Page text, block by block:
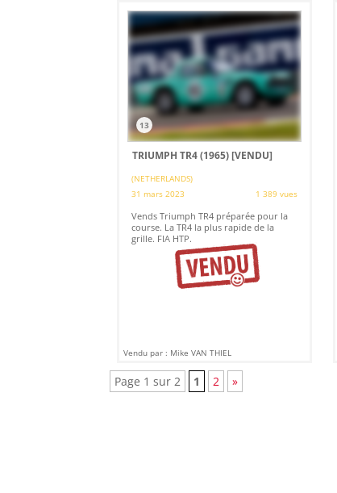
13
TRIUMPH TR4 (1965)[VENDU]
(NETHERLANDS)
31 mars 2023
1 389 vues
Vends Triumph TR4 préparée pour la
course. La TR4 la plus rapide de la
grille. FIA HTP.
Vendu par : Mike VAN THIEL
Page 1 sur 2 1 2 »